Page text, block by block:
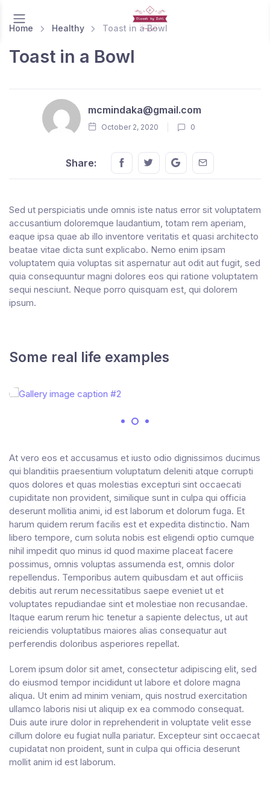
Home Healthy Toast in a Bowl
Toast in a Bowl
mcmindaka@gmail.com
October 2, 2020 0
Share: Share this on FaceBook
Share this on Twitter
Share this on GMail
Share this on
Sed ut perspiciatis unde omnis iste natus error sit voluptatem
accusantium doloremque laudantium, totam rem aperiam,
eaque ipsa quae ab illo inventore veritatis et quasi architecto
beatae vitae dicta sunt explicabo. Nemo enim ipsam
voluptatem quia voluptas sit aspernatur aut odit aut fugit, sed
quia consequuntur magni dolores eos qui ratione voluptatem
sequi nesciunt. Neque porro quisquam est, qui dolorem
ipsum.
Some real life examples
At vero eos et accusamus et iusto odio dignissimos ducimus
qui blanditiis praesentium voluptatum deleniti atque corrupti
quos dolores et quas molestias excepturi sint occaecati
cupiditate non provident, similique sunt in culpa qui officia
deserunt mollitia animi, id est laborum et dolorum fuga. Et
harum quidem rerum facilis est et expedita distinctio. Nam
libero tempore, cum soluta nobis est eligendi optio cumque
nihil impedit quo minus id quod maxime placeat facere
possimus, omnis voluptas assumenda est, omnis dolor
repellendus. Temporibus autem quibusdam et aut officiis
debitis aut rerum necessitatibus saepe eveniet ut et
voluptates repudiandae sint et molestiae non recusandae.
Itaque earum rerum hic tenetur a sapiente delectus, ut aut
reiciendis voluptatibus maiores alias consequatur aut
perferendis doloribus asperiores repellat.
Lorem ipsum dolor sit amet, consectetur adipiscing elit, sed
do eiusmod tempor incididunt ut labore et dolore magna
aliqua. Ut enim ad minim veniam, quis nostrud exercitation
ullamco laboris nisi ut aliquip ex ea commodo consequat.
Duis aute irure dolor in reprehenderit in voluptate velit esse
cillum dolore eu fugiat nulla pariatur. Excepteur sint occaecat
cupidatat non proident, sunt in culpa qui officia deserunt
mollit anim id est laborum.